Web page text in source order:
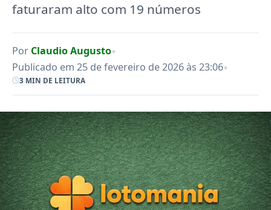
faturaram alto com 19 números
Por Claudio Augusto•
Publicado em 25 de fevereiro de 2026 às 23:06•
3 MIN DE LEITURA